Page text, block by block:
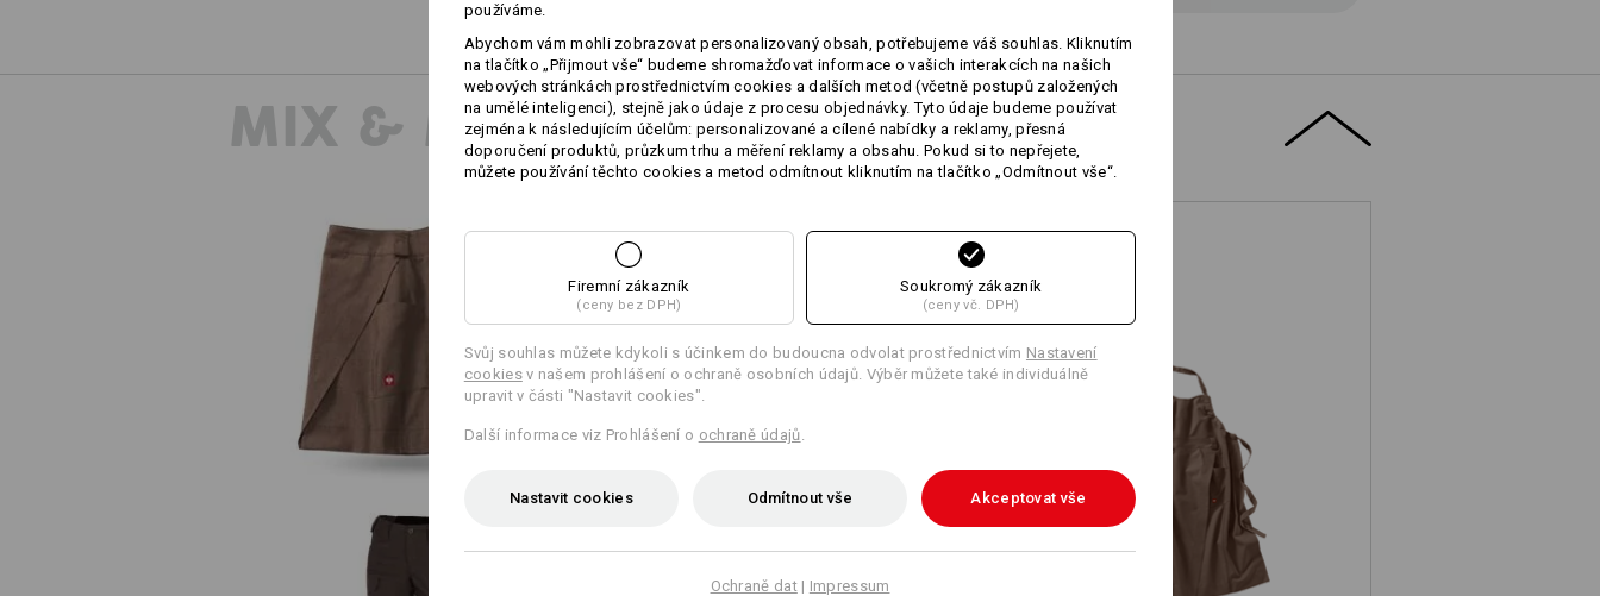
MIX & MATCH
Zástěra e.s.fusion, dámská
Zástěra e.s.fusion, dámská Pracovní kalhotová sukně e.s.fusion
používáme.
Abychom vám mohli zobrazovat personalizovaný obsah, potřebujeme váš souhlas. Kliknutím
na tlačítko „Přijmout vše“ budeme shromažďovat informace o vašich interakcích na našich
webových stránkách prostřednictvím cookies a dalších metod (včetně postupů založených
na umělé inteligenci), stejně jako údaje z procesu objednávky. Tyto údaje budeme používat
zejména k následujícím účelům: personalizované a cílené nabídky a reklamy, přesná
doporučení produktů, průzkum trhu a měření reklamy a obsahu. Pokud si to nepřejete,
můžete používání těchto cookies a metod odmítnout kliknutím na tlačítko „Odmítnout vše“.
Firemní zákazník
(ceny bez DPH)
Soukromý zákazník
(ceny vč. DPH)
Svůj souhlas můžete kdykoli s účinkem do budoucna odvolat prostřednictvím Nastavení
cookiesv našem prohlášení o ochraně osobních údajů. Výběr můžete také individuálně
upravit v části "Nastavit cookies".
Další informace viz Prohlášení o ochraně údajů
Nastavit cookies Odmítnout vše Akceptovat vše
Ochraně dat| Impressum